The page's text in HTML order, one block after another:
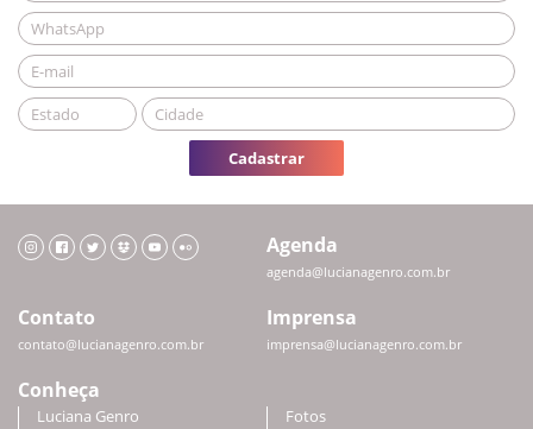
Cadastrar
Agenda
agenda@lucianagenro.com.br
Contato
contato@lucianagenro.com.br
Imprensa
imprensa@lucianagenro.com.br
Conheça
Luciana Genro
Fotos